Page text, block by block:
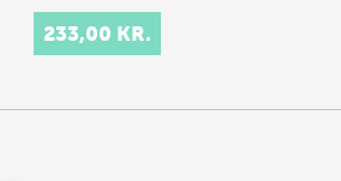
233,00 KR.